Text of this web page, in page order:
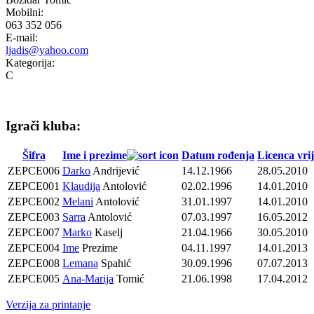
Mobilni:
063 352 056
E-mail:
ljadis@yahoo.com
Kategorija:
C
Igrači kluba:
Šifra Ime i prezime Datum rođenja Licenca
ZEPCE006 Darko Andrijević 14.12.1966
28.05.2010
ZEPCE001 Klaudija Antolović 02.02.1996
14.01.2010
ZEPCE002 Melani Antolović 31.01.1997
14.01.2010
ZEPCE003 Sarra Antolović 07.03.1997
16.05.2012
ZEPCE007 Marko Kaselj 21.04.1966
30.05.2010
ZEPCE004 Ime Prezime 04.11.1997
14.01.2013
ZEPCE008 Lemana Spahić 30.09.1996
07.07.2013
ZEPCE005 Ana-Marija Tomić 21.06.1998 17.04.2012
Verzija za printanje